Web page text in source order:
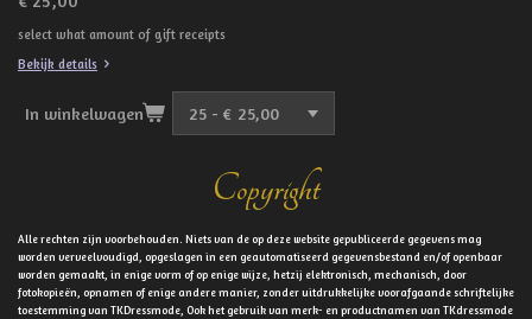
select what amount of gift receipts
Bekijk details
In winkelwagen
Copyright
Alle rechten zijn voorbehouden. Niets van de op deze website gepubliceerde gegevens mag
worden verveelvoudigd, opgeslagen in een geautomatiseerd gegevensbestand en/of openbaar
worden gemaakt, in enige vorm of op enige wijze, hetzij elektronisch, mechanisch, door
fotokopieën, opnamen of enige andere manier, zonder uitdrukkelijke voorafgaande schriftelijke
toestemming van TKDressmode, Ook het gebruik van merk- en productnamen van TKdressmode